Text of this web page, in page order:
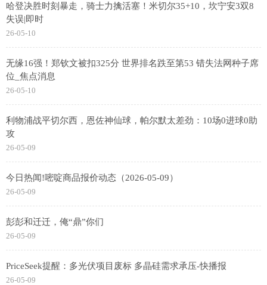
哈登决胜时刻暴走，骑士力擒活塞！米切尔35+10，坎宁安3双8
失误|即时
26-05-10
无缘16强！郑钦文被扣325分 世界排名跌至第53 错失法网种子席
位_焦点消息
26-05-10
利物浦战平切尔西，恩佐神仙球，帕尔默太差劲：10场0进球0助
攻
26-05-09
今日热闻!嘧啶商品报价动态（2026-05-09）
26-05-09
彭彭和迁迁，俺“鼎”你们
26-05-09
PriceSeek提醒：多光伏项目废标 多晶硅需求承压-快播报
26-05-09